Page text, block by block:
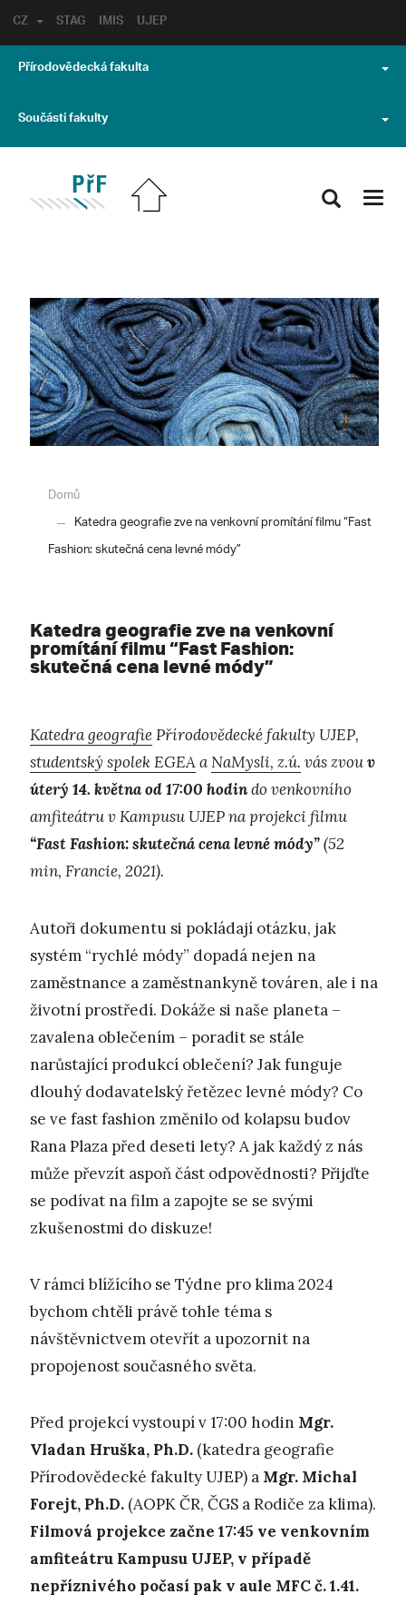
STAG IMIS UJEP
CZ
Přírodovědecká fakulta
Součásti fakulty
Domů
Katedra geografie zve na venkovní promítání filmu “Fast
Fashion: skutečná cena levné módy”
Katedra geografie zve na venkovní
promítání filmu “Fast Fashion:
skutečná cena levné módy”
Katedra geografiePřírodovědecké fakulty UJEP,
studentský spolek EGEAaNaMysli, z.ú. vás zvouv
úterý 14. května od 17:00 hodindo venkovního
amfiteátru v Kampusu UJEP na projekci filmu
“Fast Fashion: skutečná cena levné módy”(52
min, Francie, 2021).
Autoři dokumentu si pokládají otázku, jak
systém “rychlé módy” dopadá nejen na
zaměstnance a zaměstnankyně továren, ale i na
životní prostředí. Dokáže si naše planeta –
zavalena oblečením – poradit se stále
narůstající produkcí oblečení? Jak funguje
dlouhý dodavatelský řetězec levné módy? Co
se ve fast fashion změnilo od kolapsu budov
Rana Plaza před deseti lety? A jak každý z nás
může převzít aspoň část odpovědnosti? Přijďte
se podívat na film a zapojte se se svými
zkušenostmi do diskuze!
V rámci blížícího se Týdne pro klima 2024
bychom chtěli právě tohle téma s
návštěvnictvem otevřít a upozornit na
propojenost současného světa.
Před projekcí vystoupí v 17:00 hodin Mgr.
Vladan Hruška, Ph.D. (katedra geografie
Přírodovědecké fakulty UJEP) a Mgr. Michal
Forejt, Ph.D. (AOPK ČR, ČGS a Rodiče za klima).
Filmová projekce začne 17:45 ve venkovním
amfiteátru Kampusu UJEP, v případě
nepříznivého počasí pak v aule MFC č. 1.41.